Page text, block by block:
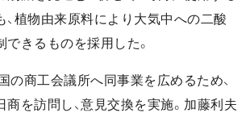
、植物由来原料により大気中への二酸
きるものを採用した。
の商工会議所へ同事業を広めるため、
を訪問し、意見交換を実施。加藤利夫